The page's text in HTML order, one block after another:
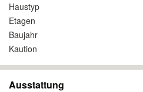
Haustyp
Etagen
Baujahr
Kaution
Ausstattung